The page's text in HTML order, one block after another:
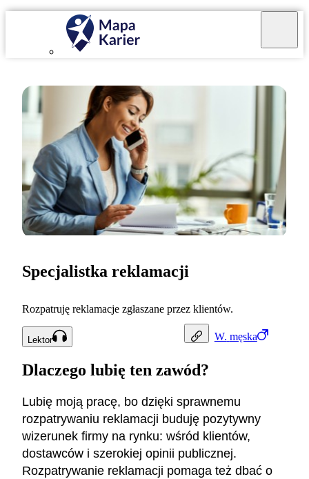
W. męska
Specjalistka reklamacji
Rozpatruję reklamacje zgłaszane przez klientów.
Lektor
Dlaczego lubię ten zawód?
Lubię moją pracę, bo dzięki sprawnemu
rozpatrywaniu reklamacji buduję pozytywny
wizerunek firmy na rynku: wśród klientów,
dostawców i szerokiej opinii publicznej.
Rozpatrywanie reklamacji pomaga też dbać o